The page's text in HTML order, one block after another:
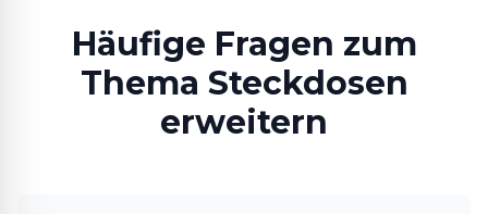
Häufige Fragen zum
Thema Steckdosen
erweitern